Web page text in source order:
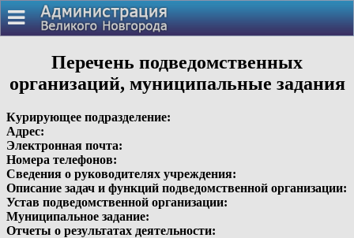
Перечень подведомственных
организаций, муниципальные задания
Курирующее подразделение:
Адрес:
Электронная почта:
Номера телефонов:
Сведения о руководителях учреждения:
Описание задач и функций подведомственной организации:
Устав подведомственной организации:
Муниципальное задание:
Отчеты о результатах деятельности: